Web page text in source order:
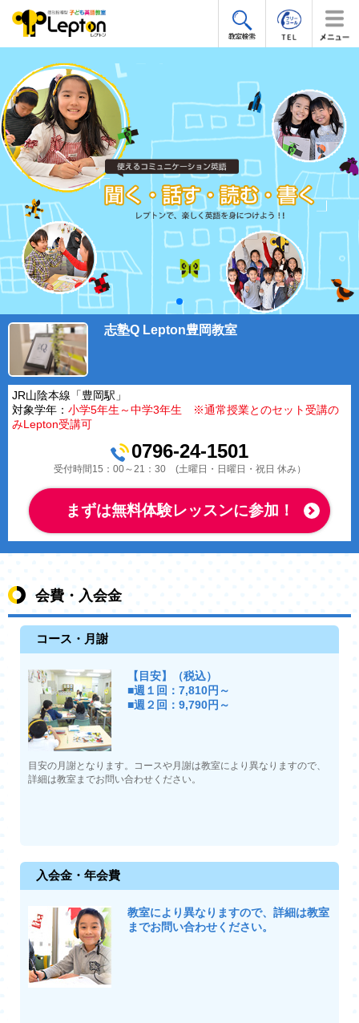
志塾Q Lepton豊岡教室
JR山陰本線「豊岡駅」
対象学年： 小学5年生～中学3年生 ※通常授業とのセット受講の
みLepton受講可
0796-24-1501
受付時間15：00～21：30 (土曜日・日曜日・祝日 休み）
まずは無料体験レッスンに参加！
会費・入会金
コース・月謝
【目安】（税込）
■週１回：7,810円～
■週２回：9,790円～
目安の月謝となります。コースや月謝は教室により異なりますので、
詳細は教室までお問い合わせください。
入会金・年会費
教室により異なりますので、詳細は教室
までお問い合わせください。